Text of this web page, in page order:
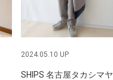
2024.05.10 UP
SHIPS 名古屋タカシマヤ